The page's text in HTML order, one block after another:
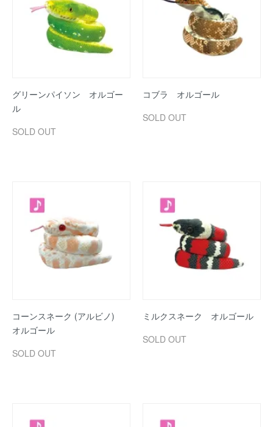
グリーンパイソン オルゴー
ル
SOLD OUT
コブラ オルゴール
SOLD OUT
コーンスネーク (アルビノ)
オルゴール
SOLD OUT
ミルクスネーク オルゴール
SOLD OUT